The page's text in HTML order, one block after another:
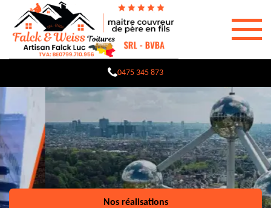
0475 345 873
Nos réalisations